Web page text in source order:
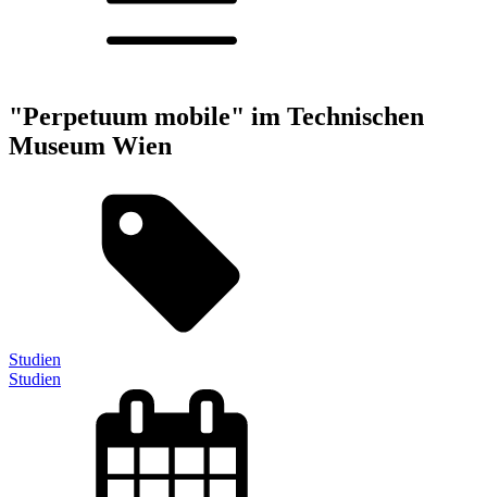
"Perpetuum mobile" im Technischen
Museum Wien
Studien
Studien